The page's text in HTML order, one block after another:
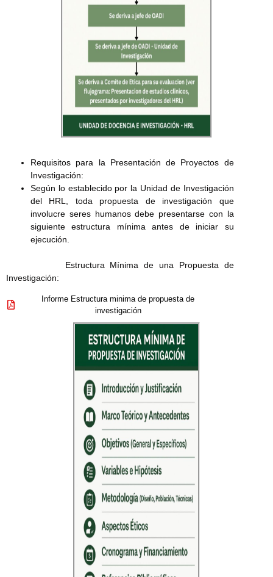
Requisitos para la Presentación de Proyectos de
Investigación:
Según lo establecido por la Unidad de Investigación
del HRL, toda propuesta de investigación que
involucre seres humanos debe presentarse con la
siguiente estructura mínima antes de iniciar su
ejecución.
Estructura Mínima de una Propuesta de
Investigación:
Informe Estructura minima de propuesta de
investigación